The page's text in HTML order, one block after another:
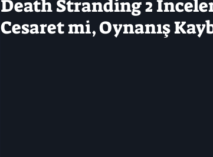
Death Stranding 2
Cesaret mi, Oynanış